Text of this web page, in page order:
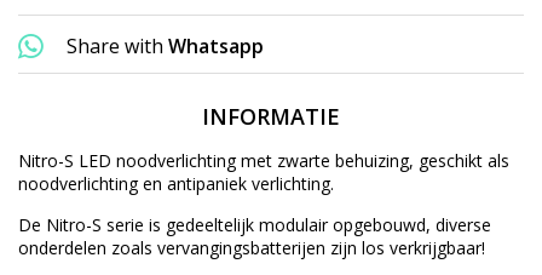
Share with Whatsapp
INFORMATIE
Nitro-S LED noodverlichting met zwarte behuizing, geschikt als
noodverlichting en antipaniek verlichting.
De Nitro-S serie is gedeeltelijk modulair opgebouwd, diverse
onderdelen zoals vervangingsbatterijen zijn los verkrijgbaar!